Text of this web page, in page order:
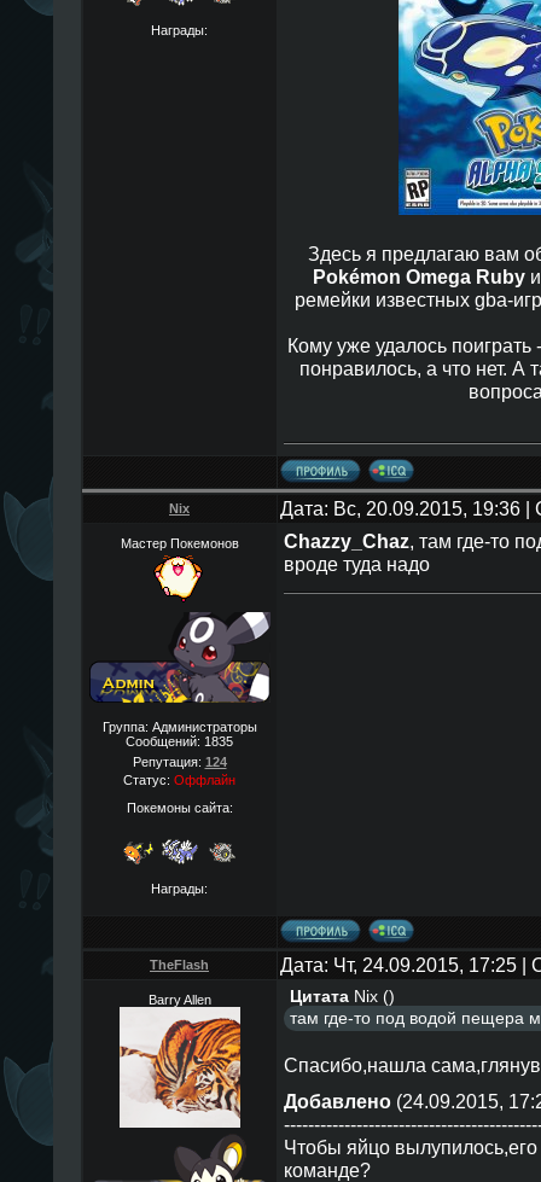
Награды:
Здесь я предлагаю вам
Pokémon Omega Ruby
ремейки известных gba-
Кому уже удалось поиграть
понравилось, а что нет. А
Nix Дата: Вс, 20.09.2015, 19:36
Мастер Покемонов
Группа: Администраторы
Сообщений: 1835
Репутация: 124
Статус: Оффлайн
Покемоны сайта:
Награды:
Chazzy_Chaz, там где-то
вроде туда надо
TheFlаsh Дата: Чт, 24.09.2015, 17:25
Barry Allen Цитата Nix()
там где-то под водой пещера
Спасибо,нашла
Добавлено(24.09.2015,
Чтобы яйцо
команде?